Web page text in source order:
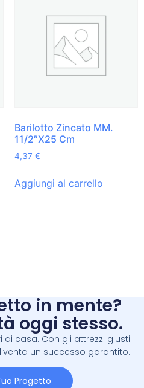
Barilotto Zincato MM.
11/2″X25 Cm
4,37 €
Aggiungi al carrello
in mente?
oggi stesso.
casa. Con gli attrezzi giusti
un successo garantito.
Progetto